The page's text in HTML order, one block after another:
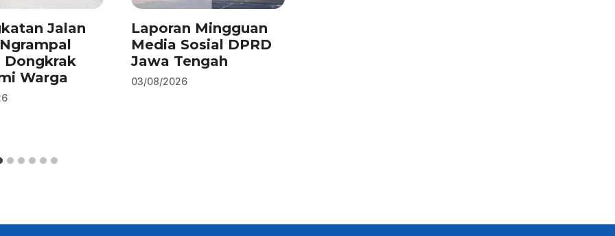
Jalan
Dongkrak
Warga
Laporan Mingguan
Media Sosial DPRD
Jawa Tengah
03/08/2026